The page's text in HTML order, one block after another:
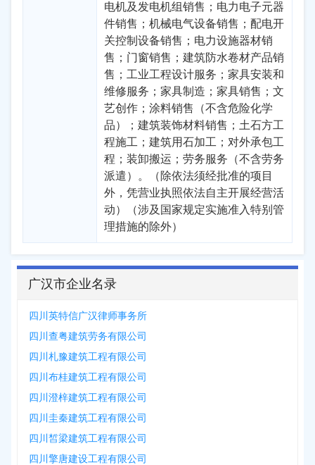
电机及发电机组销售；电力电子元器
件销售；机械电气设备销售；配电开
关控制设备销售；电力设施器材销
售；门窗销售；建筑防水卷材产品销
售；工业工程设计服务；家具安装和
维修服务；家具制造；家具销售；文
艺创作；涂料销售（不含危险化学
品）；建筑装饰材料销售；土石方工
程施工；建筑用石加工；对外承包工
程；装卸搬运；劳务服务（不含劳务
派遣）。（除依法须经批准的项目
外，凭营业执照依法自主开展经营活
动）（涉及国家规定实施准入特别管
理措施的除外）
广汉市企业名录
四川英特信广汉律师事务所
四川查粤建筑劳务有限公司
四川札豫建筑工程有限公司
四川布桂建筑工程有限公司
四川澄梓建筑工程有限公司
四川圭秦建筑工程有限公司
四川皙梁建筑工程有限公司
四川擎唐建设工程有限公司